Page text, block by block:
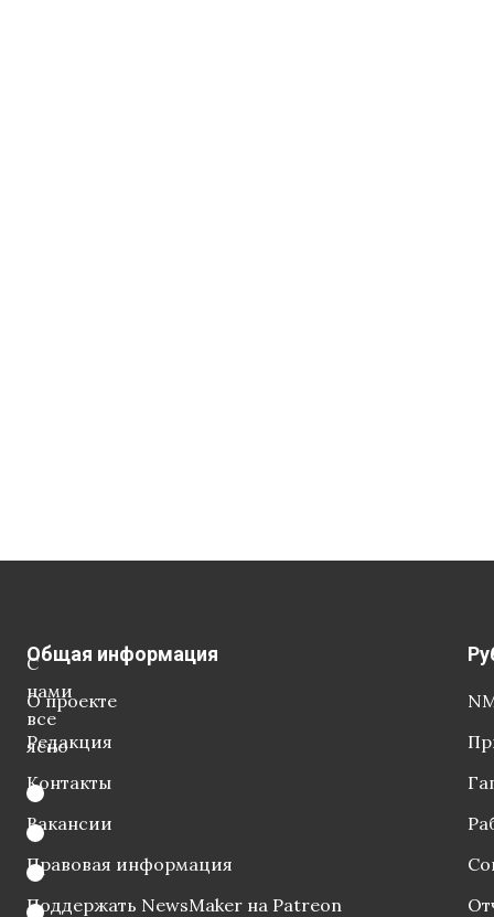
С
нами
все
ясно
Общая информация
О проекте
Редакция
Контакты
Вакансии
Правовая информация
Поддержать NewsMaker на Patreon